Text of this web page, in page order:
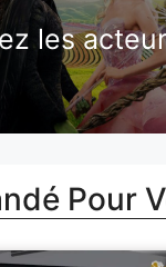
les
Pour